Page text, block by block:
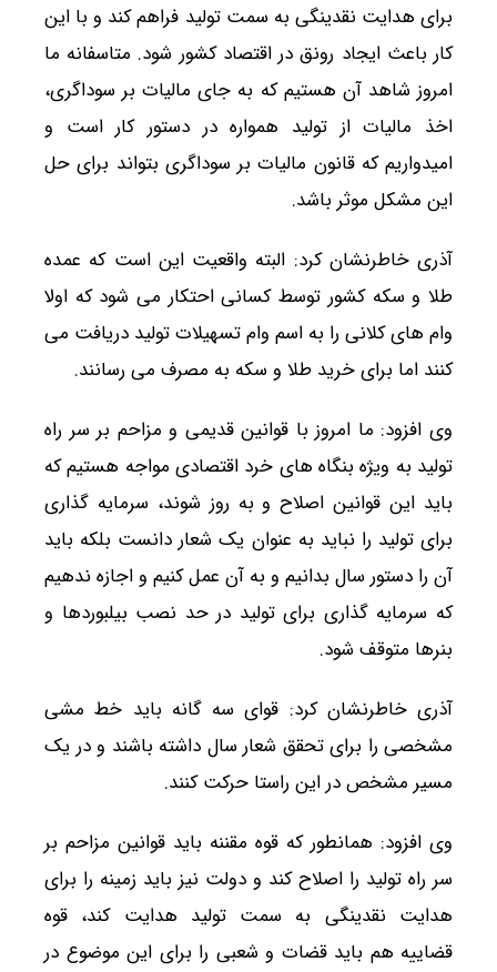
برای هدایت نقدینگی به سمت تولید فراهم کند و با این
کار باعث ایجاد رونق در اقتصاد کشور شود. متاسفانه ما
امروز شاهد آن هستیم که به جای مالیات بر سوداگری،
اخذ مالیات از تولید همواره در دستور کار است و
امیدواریم که قانون مالیات بر سوداگری بتواند برای حل
این مشکل موثر باشد.
آذری خاطرنشان کرد: البته واقعیت این است که عمده
طلا و سکه کشور توسط کسانی احتکار می شود که اولا
وام های کلانی را به اسم وام تسهیلات تولید دریافت می
کنند اما برای خرید طلا و سکه به مصرف می رسانند.
وی افزود: ما امروز با قوانین قدیمی و مزاحم بر سر راه
تولید به ویژه بنگاه های خرد اقتصادی مواجه هستیم که
باید این قوانین اصلاح و به روز شوند، سرمایه گذاری
برای تولید را نباید به عنوان یک شعار دانست بلکه باید
آن را دستور سال بدانیم و به آن عمل کنیم و اجازه ندهیم
که سرمایه گذاری برای تولید در حد نصب بیلبوردها و
بنرها متوقف شود.
آذری خاطرنشان کرد: قوای سه گانه باید خط مشی
مشخصی را برای تحقق شعار سال داشته باشند و در یک
مسیر مشخص در این راستا حرکت کنند.
وی افزود: همانطور که قوه مقننه باید قوانین مزاحم بر
سر راه تولید را اصلاح کند و دولت نیز باید زمینه را برای
هدایت نقدینگی به سمت تولید هدایت کند، قوه
قضاییه هم باید قضات و شعبی را برای این موضوع در